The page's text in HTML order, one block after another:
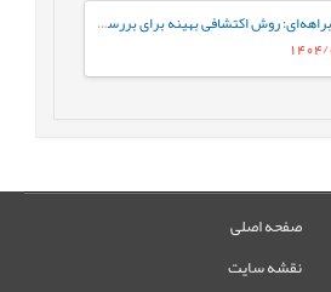
ژئوشیمی رسوب آبراهه‌ای: روش اکتشافی بهینه برای بررسی کانه‌زایی مس در گستره چاه رستم، جنوب بیرجند
صفحه اصلی
نقشه سایت